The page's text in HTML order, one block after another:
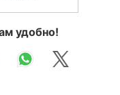
удобно!